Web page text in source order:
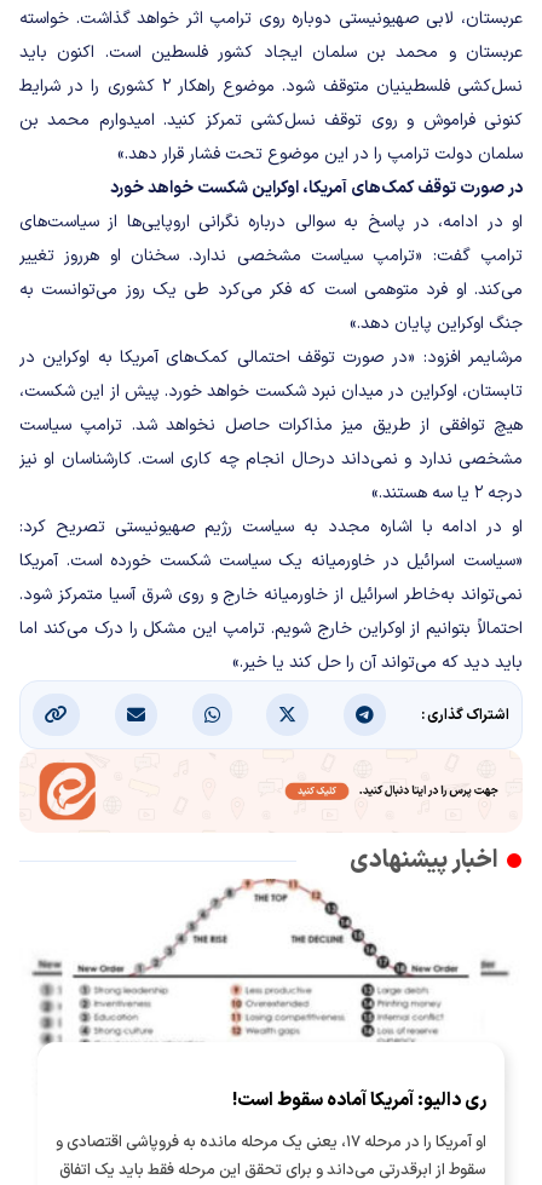
عربستان، لابی صهیونیستی دوباره روی ترامپ اثر خواهد گذاشت. خواسته
عربستان و محمد بن سلمان ایجاد کشور فلسطین است. اکنون باید
نسل‌کشی فلسطینیان متوقف شود. موضوع راهکار ۲ کشوری را در شرایط
کنونی فراموش و روی توقف نسل‌کشی تمرکز کنید. امیدوارم محمد بن
سلمان دولت ترامپ را در این موضوع تحت فشار قرار دهد.»
در صورت توقف کمک‌های آمریکا، اوکراین شکست خواهد خورد
او در ادامه، در پاسخ به سوالی درباره نگرانی اروپایی‌ها از سیاست‌های
ترامپ گفت: «ترامپ سیاست مشخصی ندارد. سخنان او هرروز تغییر
می‌کند. او فرد متوهمی است که فکر می‌کرد طی یک روز می‌توانست به
جنگ اوکراین پایان دهد.»
مرشایمر افزود: «در صورت توقف احتمالی کمک‌های آمریکا به اوکراین در
تابستان، اوکراین در میدان نبرد شکست خواهد خورد. پیش از این شکست،
هیچ توافقی از طریق میز مذاکرات حاصل نخواهد شد. ترامپ سیاست
مشخصی ندارد و نمی‌داند درحال انجام چه کاری است. کارشناسان او نیز
درجه ۲ یا سه هستند.»
او در ادامه با اشاره مجدد به سیاست رژیم صهیونیستی تصریح کرد:
«سیاست اسرائیل در خاورمیانه یک سیاست شکست خورده است. آمریکا
نمی‌تواند به‌خاطر اسرائیل از خاورمیانه خارج و روی شرق آسیا متمرکز شود.
احتمالاً بتوانیم از اوکراین خارج شویم. ترامپ این مشکل را درک می‌کند اما
باید دید که می‌تواند آن را حل کند یا خیر.»
اشتراک گذاری :
اخبار پیشنهادی
ری دالیو: آمریکا آماده سقوط است!
او آمریکا را در مرحله ۱۷، یعنی یک مرحله مانده به فروپاشی اقتصادی و
سقوط از ابرقدرتی می‌داند و برای تحقق این مرحله فقط باید یک اتفاق